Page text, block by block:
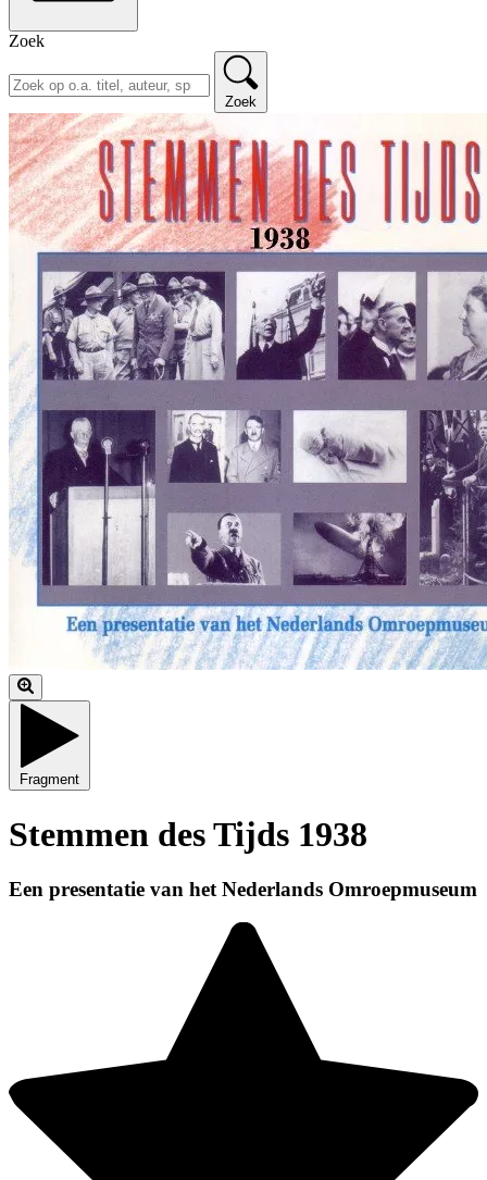
Zoek
Zoek
Fragment
Stemmen des Tijds 1938
Een presentatie van het Nederlands Omroepmuseum